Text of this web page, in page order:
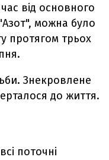
від основного
можна було
протягом трьох
Знекровлене
до життя.
поточні